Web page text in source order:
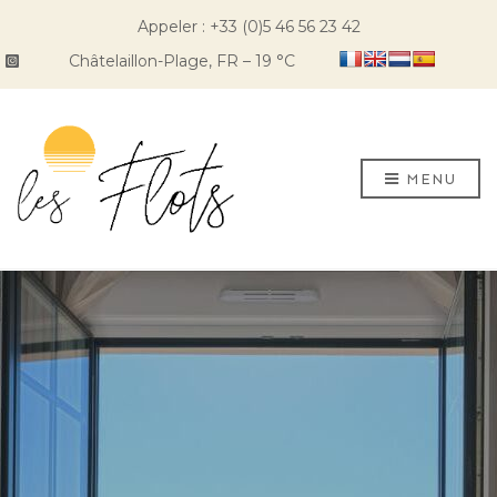
Appeler : +33 (0)5 46 56 23 42
Châtelaillon-Plage, FR – 19 C
MENU